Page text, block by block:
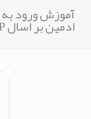
آموزش ورود
ادمین بر اسال IP